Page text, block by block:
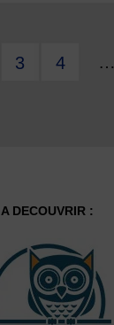
3 4 …
A DECOUVRIR :